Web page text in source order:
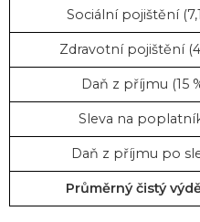
Sociální pojištění
Zdravotní pojištění
Daň z příjmu (15
Sleva na
Daň z příjmu po
Průměrný čistý